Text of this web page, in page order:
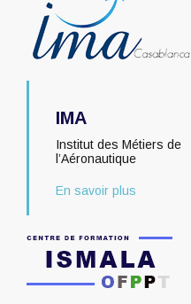
IMA
Institut des Métiers de
l’Aéronautique
En savoir plus